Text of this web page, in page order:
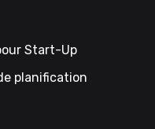
Start-Up
planification